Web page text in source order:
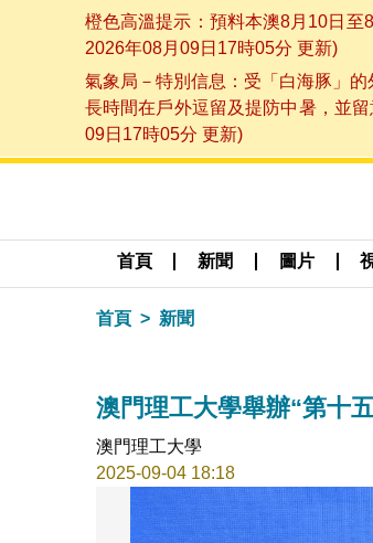
橙色高溫提示：預料本澳8月10日
2026年08月09日17時05分 更新)
氣象局－特別信息：受「白海豚」
長時間在戶外逗留及提防中暑，並
09日17時05分 更新)
首頁 新聞 圖片
首頁 新聞
澳門理工大學舉辦“第十
澳門理工大學
2025-09-04 18:18